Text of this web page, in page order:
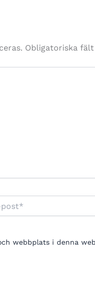
Obligatoriska
webbplats i denna